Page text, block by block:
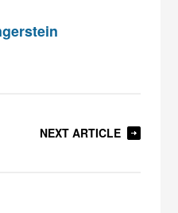
NEXT ARTICLE